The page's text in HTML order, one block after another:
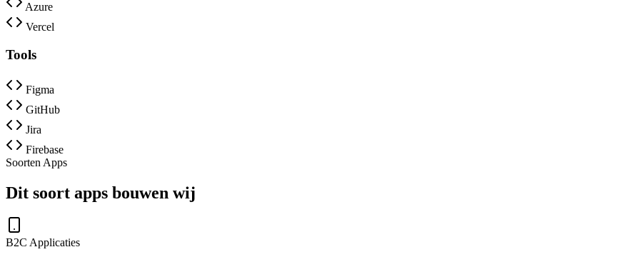
Azure
Vercel
Tools
Figma
GitHub
Jira
Firebase
Soorten Apps
Dit soort apps bouwen wij
B2C Applicaties